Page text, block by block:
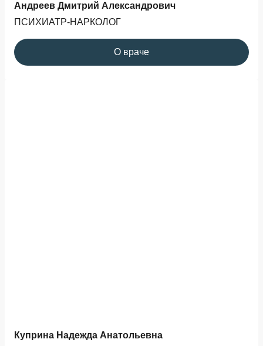
Андреев Дмитрий Александрович
ПСИХИАТР-НАРКОЛОГ
О враче
Куприна Надежда Анатольевна